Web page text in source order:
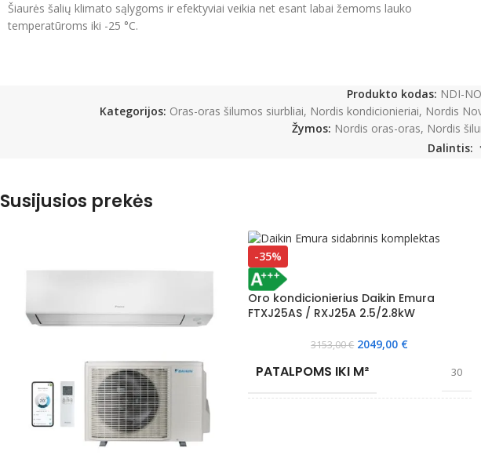
Šiaurės šalių klimato sąlygoms ir efektyviai veikia net esant labai žemoms lauko
temperatūroms iki -25 °C.
Produkto kodas: NDI-
Kategorijos: Oras-oras šilumos siurbliai, Nordis kondicionieriai, Nordis
Žymos: Nordis oras-oras, Nordis
Dalintis:
Susijusios prekės
-35%
Oro kondicionierius Daikin Emura
FTXJ25AS / RXJ25A 2.5/2.8kW
3153,00€ 2049,00 €
PATALPOMS IKI M² 30